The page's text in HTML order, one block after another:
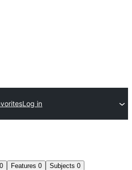
Log in
0 Features 0 Subjects 0